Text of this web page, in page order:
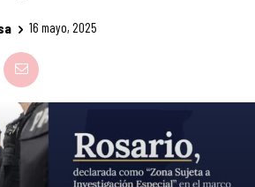
16 mayo, 2025